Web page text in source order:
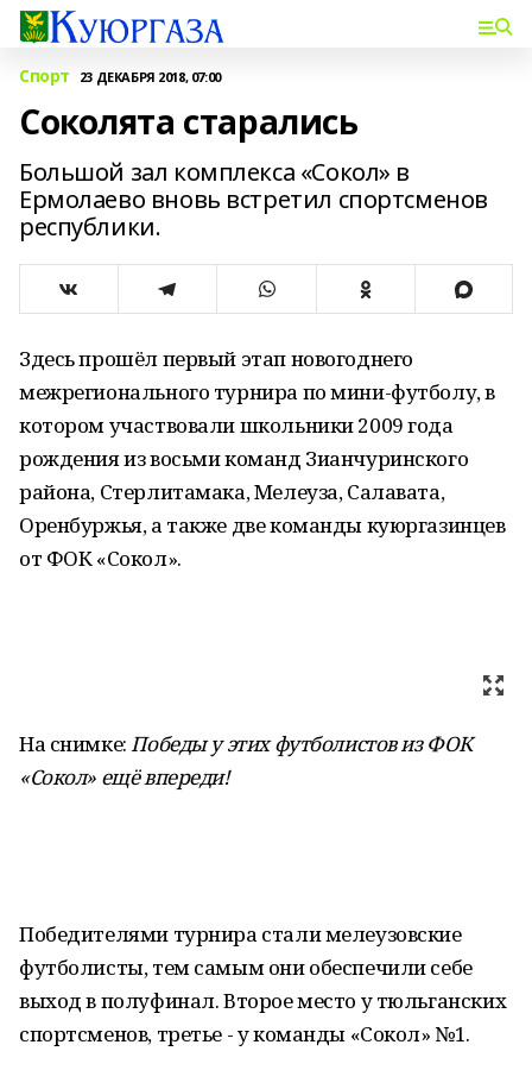
Спорт 23 ДЕКАБРЯ 2018, 07:00
Соколята старались
Большой зал комплекса «Сокол» в
Ермолаево вновь встретил спортсменов
республики.
Здесь прошёл первый этап новогоднего
межрегионального турнира по мини-футболу, в
котором участвовали школьники 2009 года
рождения из восьми команд Зианчуринского
района, Стерлитамака, Мелеуза, Салавата,
Оренбуржья, а также две команды куюргазинцев
от ФОК «Сокол».
На снимке:Победы у этих футболистов из ФОК
«Сокол» ещё впереди!
Победителями турнира стали мелеузовские
футболисты, тем самым они обеспечили себе
выход в полуфинал. Второе место у тюльганских
спортсменов, третье - у команды «Сокол» №1.